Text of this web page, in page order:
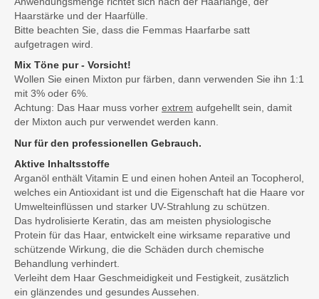
Haarstärke und der Haarfülle.
Bitte beachten Sie, dass die Femmas Haarfarbe satt
aufgetragen wird.
Mix Töne pur - Vorsicht!
Wollen Sie einen Mixton pur färben, dann verwenden Sie ihn 1:1
mit 3% oder 6%.
Achtung: Das Haar muss vorher extrem aufgehellt sein, damit
der Mixton auch pur verwendet werden kann.
Nur für den professionellen Gebrauch.
Aktive Inhaltsstoffe
Arganöl enthält Vitamin E und einen hohen Anteil an Tocopherol,
welches ein Antioxidant ist und die Eigenschaft hat die Haare vor
Umwelteinflüssen und starker UV-Strahlung zu schützen.
Das hydrolisierte Keratin, das am meisten physiologische
Protein für das Haar, entwickelt eine wirksame reparative und
schützende Wirkung, die die Schäden durch chemische
Behandlung verhindert.
Verleiht dem Haar Geschmeidigkeit und Festigkeit, zusätzlich
ein glänzendes und gesundes Aussehen.